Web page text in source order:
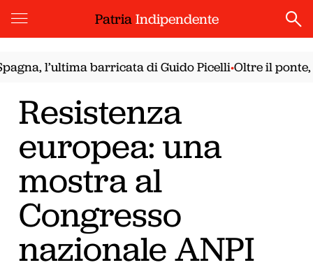
PatriaIndipendente
l’ultima barricata di Guido Picelli•Oltre il ponte,
Resistenza
europea: una
mostra al
Congresso
nazionale ANPI